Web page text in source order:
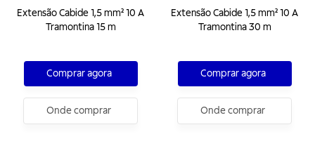
Extensão Cabide 1,5 mm² 10 A
Tramontina 15 m
Comprar agora
Onde comprar
Extensão Cabide 1,5 mm² 10 A
Tramontina 30 m
Comprar agora
Onde comprar